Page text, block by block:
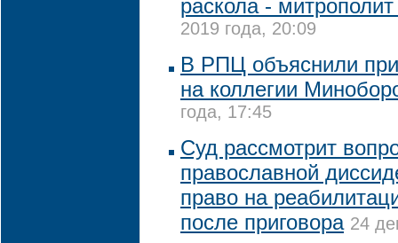
раскола -
2019 года, 20:09
В РПЦ объяснили
на коллегии
года, 17:45
Суд рассмотрит
православной
право на
после приговора 24